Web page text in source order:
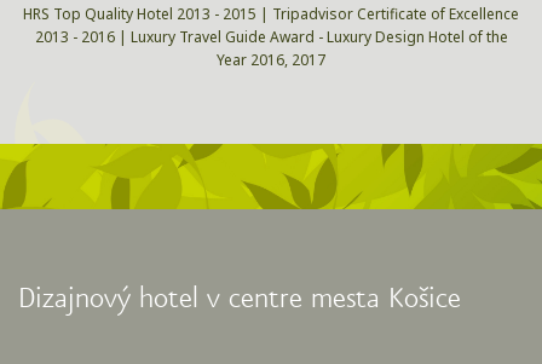
HRS Top Quality Hotel 2013 - 2015 | Tripadvisor Certificate of Excellence
2013 - 2016 | Luxury Travel Guide Award - Luxury Design Hotel of the
Year 2016, 2017
Dizajnový hotel v centre mesta Košice